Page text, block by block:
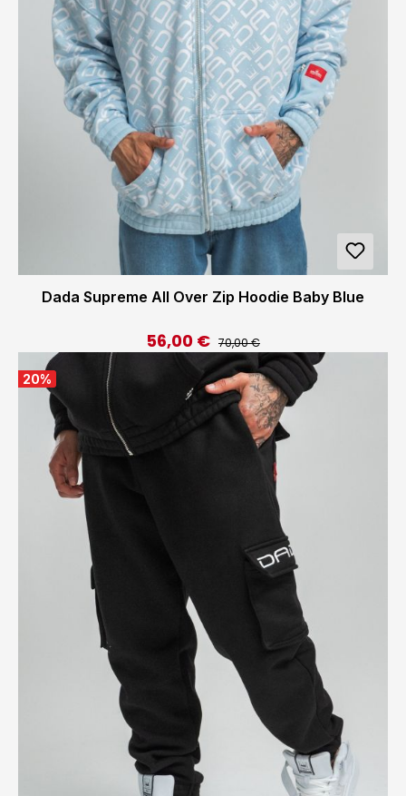
Dada Supreme All Over Zip Hoodie Baby Blue
Verkaufspreis:
56,00 € Regulärer Preis:
70,00 €
20%